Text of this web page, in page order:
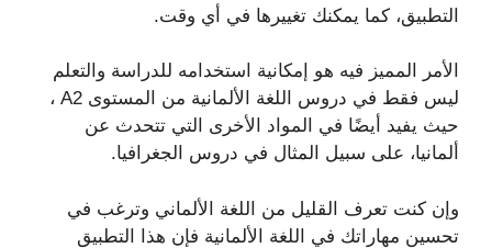
التطبيق، كما يمكنك تغييرها في أي وقت.
الأمر المميز فيه هو إمكانية استخدامه للدراسة والتعلم
ليس فقط في دروس اللغة الألمانية من المستوى A2 ،
حيث يفيد أيضًا في المواد الأخرى التي تتحدث عن
ألمانيا، على سبيل المثال في دروس الجغرافيا.
وإن كنت تعرف القليل من اللغة الألماني وترغب في
تحسين مهاراتك في اللغة الألمانية فإن هذا التطبيق